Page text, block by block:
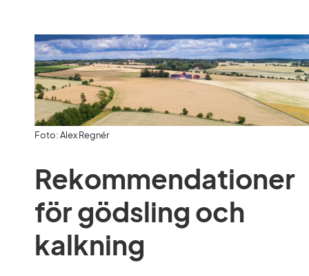
Foto: Alex Regnér
Rekommendationer
för gödsling och
kalkning